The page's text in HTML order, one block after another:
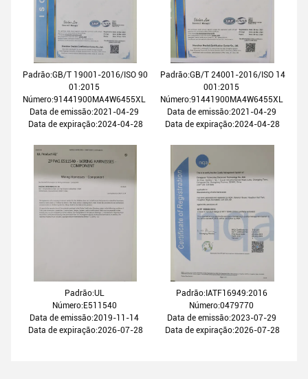
Padrão:GB/T 19001-2016/ISO 90
01:2015
Número:91441900MA4W6455XL
Data de emissão:2021-04-29
Data de expiração:2024-04-28
Padrão:GB/T 24001-2016/ISO 14
001:2015
Número:91441900MA4W6455XL
Data de emissão:2021-04-29
Data de expiração:2024-04-28
Padrão:UL
Número:E511540
Data de emissão:2019-11-14
Data de expiração:2026-07-28
Padrão:IATF16949:2016
Número:0479770
Data de emissão:2023-07-29
Data de expiração:2026-07-28